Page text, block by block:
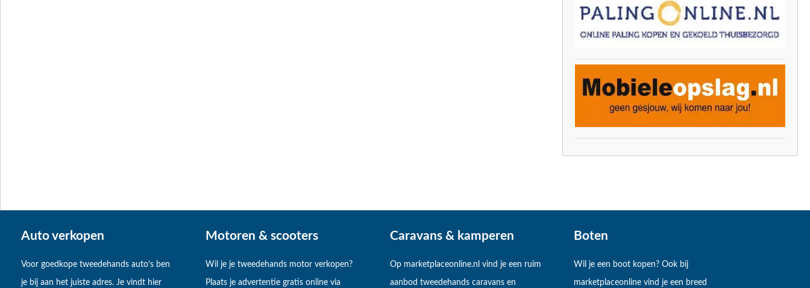
Auto verkopen
Voor goedkope tweedehands auto’s ben
je bij aan het juiste adres. Je vindt hier
Motoren & scooters
Wil je je tweedehands motor verkopen?
Plaats je advertentie gratis online via
Caravans & kamperen
Op marketplaceonline.nl vind je een ruim
aanbod tweedehands caravans en
Boten
Wil je een boot kopen? Ook bij
marketplaceonline vind je een breed